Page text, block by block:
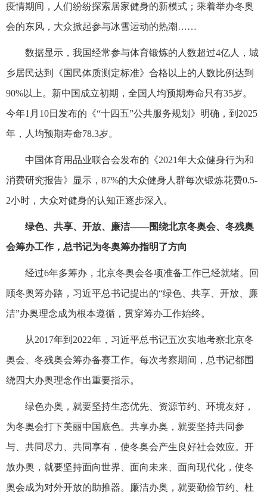
疫情期间，人们纷纷探索居家健身的新模式；乘着举办冬奥
会的东风，大众掀起参与冰雪运动的热潮……
数据显示，我国经常参与体育锻炼的人数超过4亿人，城
乡居民达到《国民体质测定标准》合格以上的人数比例达到
90%以上。新中国成立初期，全国人均预期寿命只有35岁。
今年1月10日发布的《“十四五”公共服务规划》明确，到2025
年，人均预期寿命78.3岁。
中国体育用品业联合会发布的《2021年大众健身行为和
消费研究报告》显示，87%的大众健身人群每次锻炼花费0.5-
2小时，大众对健身的认知正逐步深入。
绿色、共享、开放、廉洁——围绕北京冬奥会、冬残奥
会筹办工作，总书记为冬奥筹办指明了方向
经过6年多筹办，北京冬奥会各项准备工作已经就绪。回
顾冬奥筹办路，习近平总书记提出的“绿色、共享、开放、廉
洁”办奥理念成为根本遵循，贯穿筹办工作始终。
从2017年到2022年，习近平总书记五次实地考察北京冬
奥会、冬残奥会筹办备赛工作。每次考察期间，总书记都围
绕四大办奥理念作出重要指示。
绿色办奥，就要坚持生态优先、资源节约、环境友好，
为冬奥会打下美丽中国底色。共享办奥，就要坚持共同参
与、共同尽力、共同享有，使冬奥会产生良好社会效应。开
放办奥，就要坚持面向世界、面向未来、面向现代化，使冬
奥会成为对外开放的助推器。廉洁办奥，就要勤俭节约、杜